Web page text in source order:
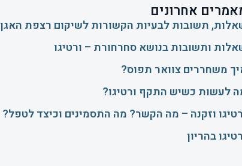
אחרונים
תשובות לבעיות הקשורות לשיקום רצפת האגן
ותשובות בנושא סחרחורת – ורטיגו
משחררים צוואר תפוס?
לעשות כשיש התקף ורטיגו?
וזקנה – מה הקשר? מה התסמינים וכיצד לטפל?
בהריון